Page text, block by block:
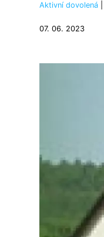
Aktivní dovolená
07. 06. 2023